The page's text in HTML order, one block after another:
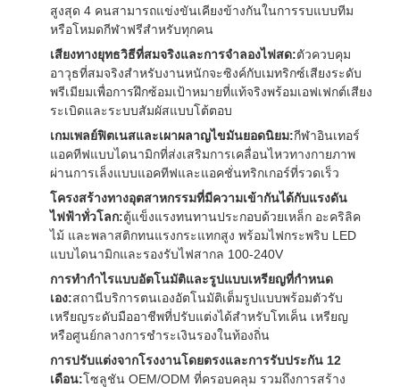
สูงสุด 4 คนสามารถแข่งขันเคียงข้างกันในการรบแบบทีม
หรือโหมดกีฬาฟรีสำหรับทุกคน
เสียงทางยุทธวิธีที่สมจริงและการจำลองไฟสด:ตัวควบคุม
อาวุธที่สมจริงสำหรับงานหนักจะซิงค์กับเมทริกซ์เสียงระดับ
พรีเมียมเพื่อการฝึกซ้อมเป้าหมายที่แท้จริงพร้อมเอฟเฟกต์เสียง
ระเบิดและระบบสัมผัสแบบโต้ตอบ
เกมเพลย์ฟิตเนสและเผาผลาญไขมันยอดนิยม:กีฬาอินเทอร์
แอคทีฟแบบไดนามิกที่ส่งเสริมการเคลื่อนไหวทางกายภาพ
ผ่านการเล็งแบบแอคทีฟและแอคชั่นทริกเกอร์ที่รวดเร็ว
โครงสร้างทางอุตสาหกรรมที่มีความเข้ากันได้กับแรงดัน
ไฟฟ้าทั่วโลก:ตู้แข็งแรงทนทานประกอบด้วยเหล็ก อะคริลิค
ไม้ และพลาสติกทนแรงกระแทกสูง พร้อมไฟกระพริบ LED
แบบไดนามิกและรองรับไฟสากล 100-240V
การทำกำไรแบบอัตโนมัติและรูปแบบเหรียญที่กำหนด
เอง:สถานีบริการตนเองอัตโนมัติเต็มรูปแบบพร้อมตัวรับ
เหรียญระดับมืออาชีพที่ปรับแต่งได้สำหรับโทเค็น เหรียญ
หรือศูนย์กลางการชำระเงินรองในท้องถิ่น
การปรับแต่งจากโรงงานโดยตรงและการรับประกัน 12
เดือน:โซลูชัน OEM/ODM ที่ครอบคลุม รวมถึงการสร้าง